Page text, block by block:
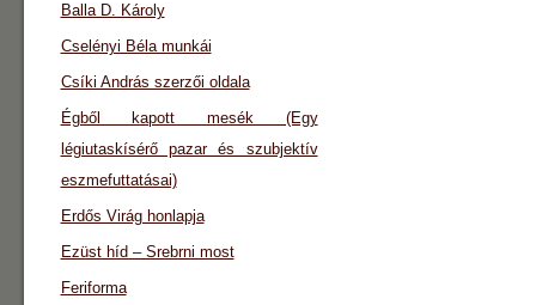
Balla D. Károly
Cselényi Béla munkái
Csíki András szerzői oldala
Égből kapott mesék (Egy
légiutaskísérő pazar és szubjektív
eszmefuttatásai)
Erdős Virág honlapja
Ezüst híd – Srebrni most
Feriforma